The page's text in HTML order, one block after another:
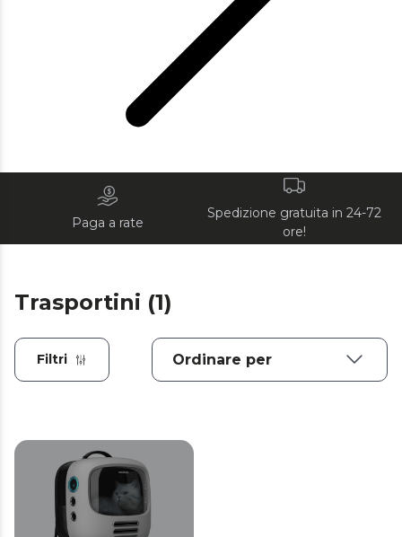
Paga a rate
Spedizione gratuita in 24-72
ore!
Trasportini (1)
Filtri